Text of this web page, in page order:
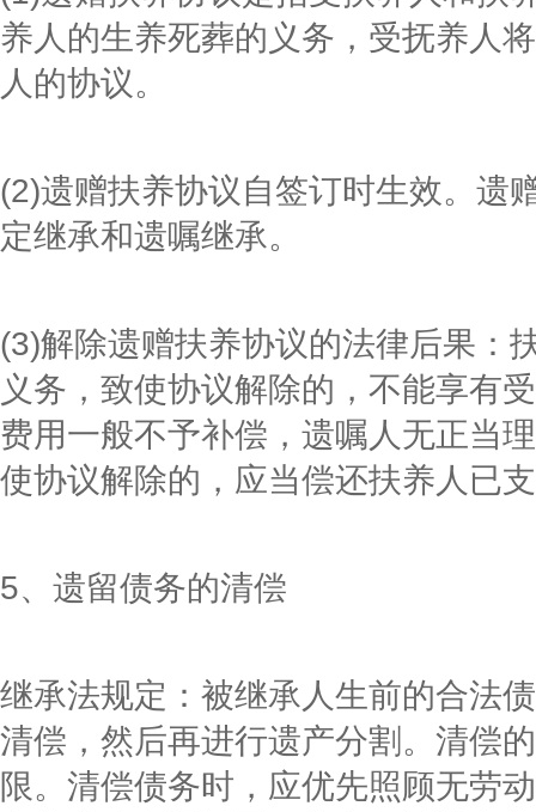
养人的生养死葬的义务，受抚养人
人的协议。
(2)遗赠扶养协议自签订时生效。遗
定继承和遗嘱继承。
(3)解除遗赠扶养协议的法律后果：
义务，致使协议解除的，不能享有
费用一般不予补偿，遗嘱人无正当
使协议解除的，应当偿还扶养人已
5、遗留债务的清偿
继承法规定：被继承人生前的合法
清偿，然后再进行遗产分割。清偿
限。清偿债务时，应优先照顾无劳